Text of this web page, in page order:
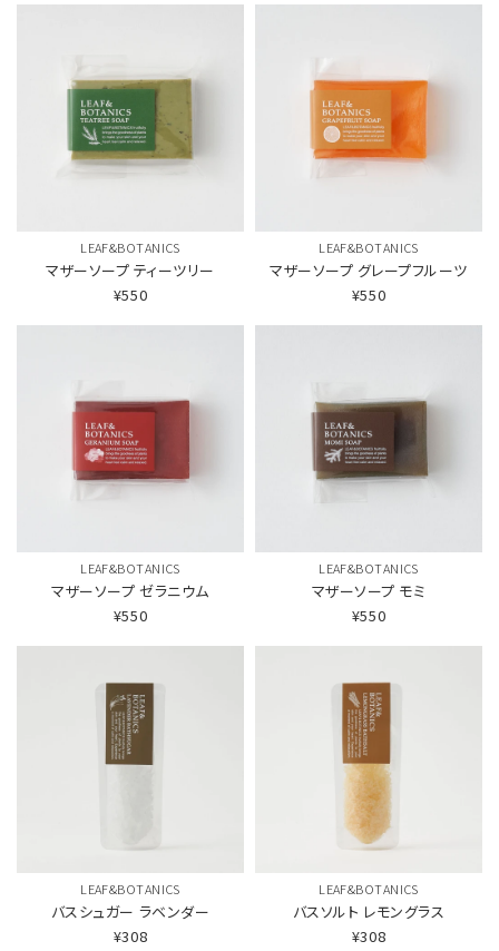
LEAF&BOTANICS
マザーソープ ティーツリー
¥550
LEAF&BOTANICS
マザーソープ グレープフルーツ
¥550
LEAF&BOTANICS
マザーソープ ゼラニウム
¥550
LEAF&BOTANICS
マザーソープ モミ
¥550
LEAF&BOTANICS
バスシュガー ラベンダー
¥308
LEAF&BOTANICS
バスソルト レモングラス
¥308